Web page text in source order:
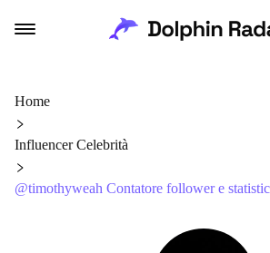
Home
Influencer Celebrità
@timothyweah Contatore follower e